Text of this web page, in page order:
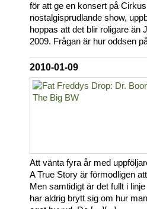
för att ge en konsert på
nostalgisprudlande show,
hoppas att det blir roligare än
2009. Frågan är hur oddsen
2010-01-09
Att vänta fyra år med
A True Story är förmodligen
Men samtidigt är det fullt i
har aldrig brytt sig om hur